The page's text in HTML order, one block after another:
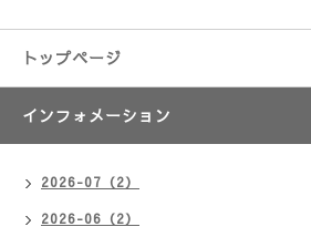
トップページ
インフォメーション
2026-07（2）
2026-06（2）